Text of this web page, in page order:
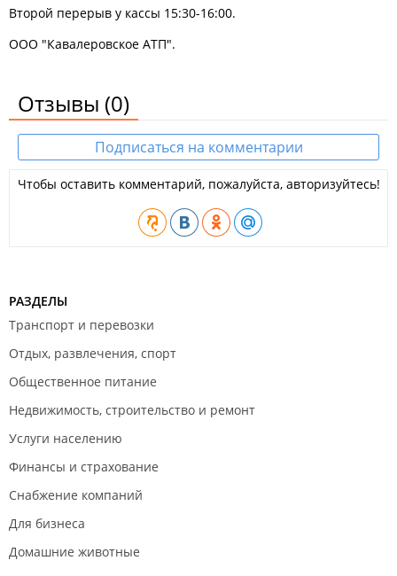
Второй перерыв у кассы 15:30-16:00.
ООО "Кавалеровское АТП".
Отзывы (0)
Подписаться на комментарии
Чтобы оставить комментарий, пожалуйста, авторизуйтесь!
РАЗДЕЛЫ
Транспорт и перевозки
Отдых, развлечения, спорт
Общественное питание
Недвижимость, строительство и ремонт
Услуги населению
Финансы и страхование
Снабжение компаний
Для бизнеса
Домашние животные